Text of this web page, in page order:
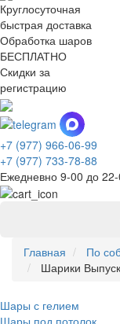
Круглосуточная
быстрая доставка
Обработка шаров
БЕСПЛАТНО
Скидки за
регистрацию
+7 (977) 966-06-99
+7 (977) 733-78-88
Ежедневно 9-00 до
Главная По
Шарики
Шары с гелием
Шары под потолок